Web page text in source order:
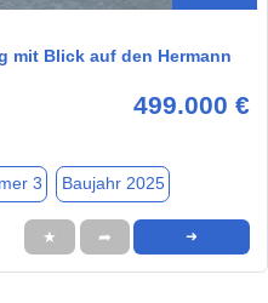
mit Blick auf den Hermann
499.000 €
3 Baujahr 2025
★ ➦ ➜